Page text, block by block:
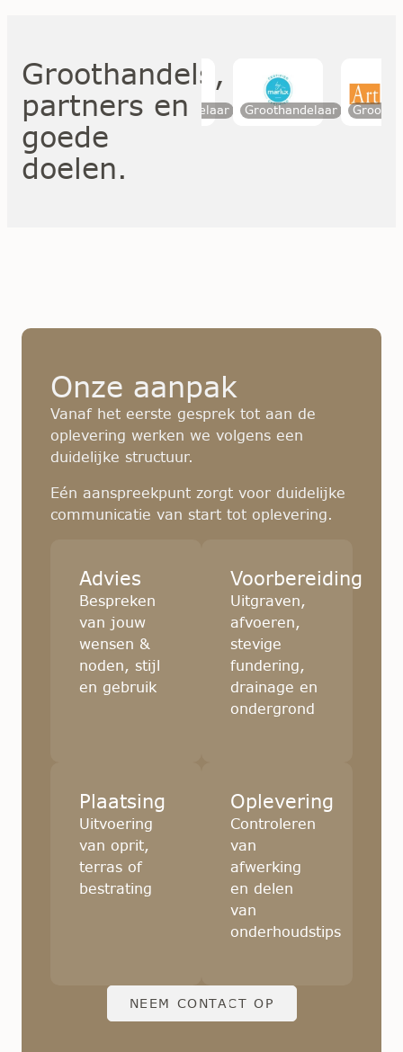
Groothandels,
partners en
goede
doelen.
Partner Groothandelaar Groothandelaar
Onze aanpak
Vanaf het eerste gesprek tot aan de
oplevering werken we volgens een
duidelijke structuur.
Eén aanspreekpunt zorgt voor duidelijke
communicatie van start tot oplevering.
Advies
Bespreken
van jouw
wensen &
noden, stijl
en gebruik
Voorbereiding
Uitgraven,
afvoeren,
stevige
fundering,
drainage en
ondergrond
Plaatsing
Uitvoering
van oprit,
terras of
bestrating
Oplevering
Controleren
van
afwerking
en delen
van
onderhoudstips
NEEM CONTACT OP